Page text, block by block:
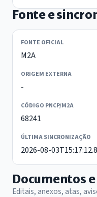
Fonte e
FONTE OFICIAL
M2A
ORIGEM EXTERNA
-
CÓDIGO PNCP/M2A
68241
ÚLTIMA SINCRONIZAÇÃO
2026-08-
Documentos
Editais, anexos, atas,